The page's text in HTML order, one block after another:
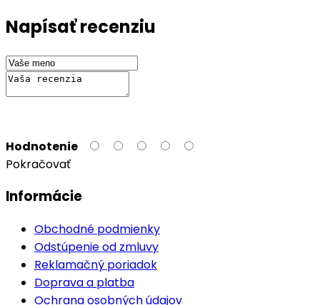
Napísať recenziu
Hodnotenie
Pokračovať
Informácie
Obchodné podmienky
Odstúpenie od zmluvy
Reklamačný poriadok
Doprava a platba
Ochrana osobných údajov